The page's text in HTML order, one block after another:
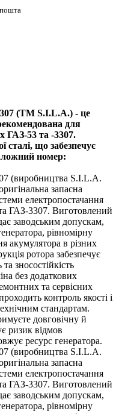
(ТМ S.I.L.A.) - це
для
ГАЗ-53 та -3307.
сталі, що забезпечує
номер:
(виробництва S.I.L.A.
запасна
електропостачання
ГАЗ-3307. Виготовлений
заводським допускам,
рівномірну
акумулятора в різних
ротора забезпечує
зносостійкість
без додаткових
та сервісних
контроль якості і
стандартам.
довговічну й
ризик відмов
ресурс генератора.
(виробництва S.I.L.A.
запасна
електропостачання
ГАЗ-3307. Виготовлений
заводським допускам,
рівномірну